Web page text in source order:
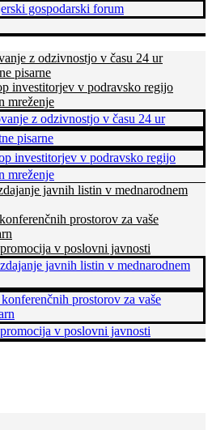
gospodarski forum
z odzivnostjo v času 24 ur
pisarne
investitorjev v podravsko regijo
mreženje
z odzivnostjo v času 24 ur
pisarne
investitorjev v podravsko regijo
mreženje
javnih listin v mednarodnem
prostorov za vaše
v poslovni javnosti
javnih listin v mednarodnem
prostorov za vaše
v poslovni javnosti